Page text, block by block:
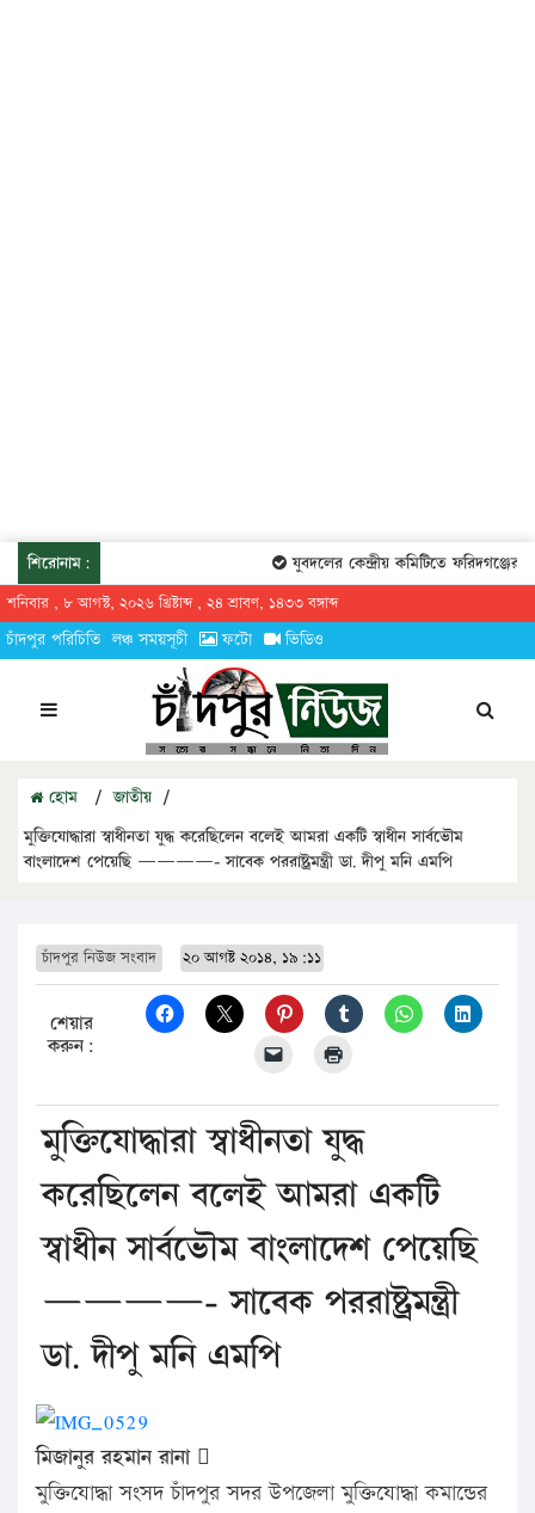
শিরোনাম: যুবদলের কেন্দ্রীয় কমিটিতে ফরিদগঞ্জের
শনিবার , ৮ আগস্ট, ২০২৬ খ্রিষ্টাব্দ , ২৪ শ্রাবণ, ১৪৩৩ বঙ্গাব্দ
চাঁদপুর পরিচিতি লঞ্চ সময়সূচী ফটো ভিডিও
হোম / জাতীয় /
মুক্তিযোদ্ধারা স্বাধীনতা যুদ্ধ করেছিলেন বলেই আমরা একটি স্বাধীন সার্বভৌম
বাংলাদেশ পেয়েছি ————- সাবেক পররাষ্ট্রমন্ত্রী ডা. দীপু মনি এমপি
চাঁদপুর নিউজ সংবাদ ২০ আগষ্ট ২০১৪, ১৯:১১
শেয়ার
করুন:
মুক্তিযোদ্ধারা স্বাধীনতা যুদ্ধ
করেছিলেন বলেই আমরা একটি
স্বাধীন সার্বভৌম বাংলাদেশ পেয়েছি
————- সাবেক পররাষ্ট্রমন্ত্রী
ডা. দীপু মনি এমপি
মিজানুর রহমান রানা 
মুক্তিযোদ্ধা সংসদ চাঁদপুর সদর উপজেলা মুক্তিযোদ্ধা কমান্ডের